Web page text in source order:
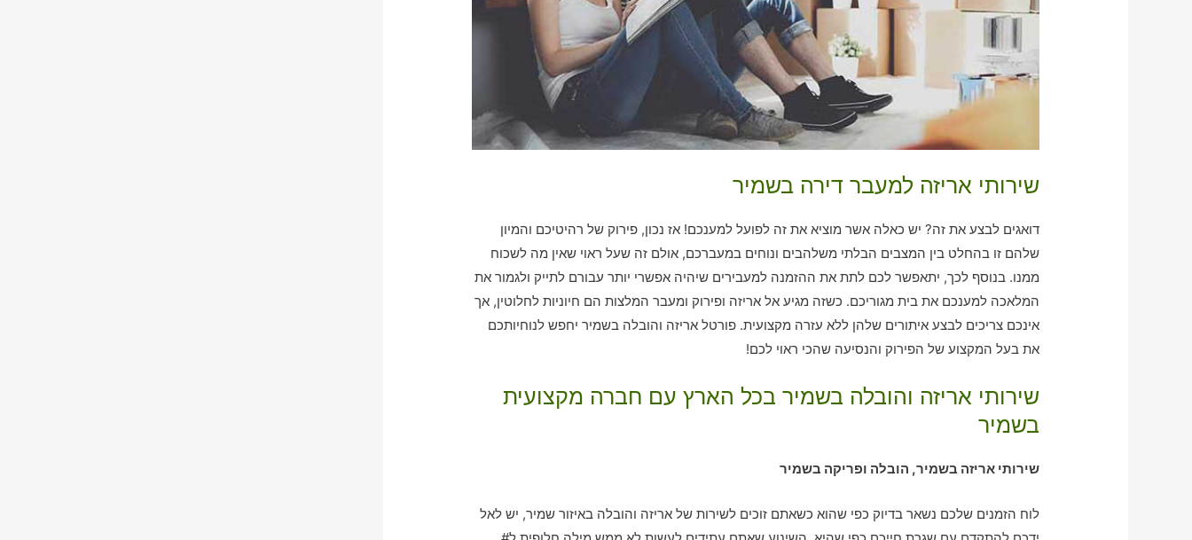
שירותי אריזה למעבר דירה בשמיר
דואגים לבצע את זה? יש כאלה אשר מוציא את זה לפועל למענכם! אז נכון, פירוק של רהיטיכם והמיון
שלהם זו בהחלט בין המצבים הבלתי משלהבים ונוחים במעברכם, אולם זה שעל ראוי שאין מה לשכוח
ממנו. בנוסף לכך, יתאפשר לכם לתת את ההזמנה למעבירים שיהיה אפשרי יותר עבורם לתייק ולגמור את
המלאכה למענכם את בית מגוריכם. כשזה מגיע אל אריזה ופירוק ומעבר המלצות הם חיוניות לחלוטין, אך
אינכם צריכים לבצע איתורים שלהן ללא עזרה מקצועית. פורטל אריזה והובלה בשמיר יחפש לנוחיותכם
את בעל המקצוע של הפירוק והנסיעה שהכי ראוי לכם!
שירותי אריזה והובלה בשמיר בכל הארץ עם חברה מקצועית
בשמיר
שירותי אריזה בשמיר, הובלה ופריקה בשמיר
לוח הזמנים שלכם נשאר בדיוק כפי שהוא כשאתם זוכים לשירות של אריזה והובלה באיזור שמיר, יש לאל